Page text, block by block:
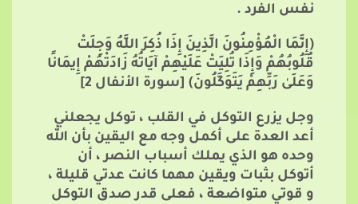
نفس الفرد .
(إِنَّمَا الْمُؤْمِنُونَ الَّذِينَ إِذَا ذُكِرَ اللَّهُ وَجِلَتْ
قُلُوبُهُمْ وَإِذَا تُلِيَتْ عَلَيْهِمْ آيَاتُهُ زَادَتْهُمْ إِيمَانًا
وَعَلَىٰ رَبِّهِمْ يَتَوَكَّلُونَ) [سورة اﻷنفال 2]
وجل يزرع التوكل في القلب ، توكل يجعلني
أعد العدة على أكمل وجه مع اليقين بأن الله
وحده هو الذي يملك أسباب النصر ، أن
أتوكل بثبات ويقين مهما كانت عدتي قليلة ،
و قوتي متواضعة ، فعلى قدر صدق التوكل